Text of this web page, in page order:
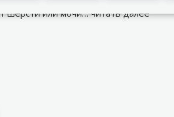
шерсти или мочи…читать далее